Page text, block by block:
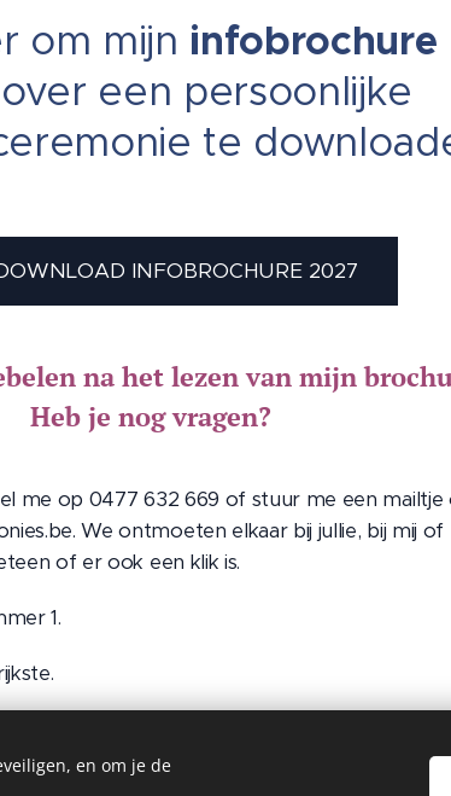
om mijn infobrochure
over een persoonlijke
te
INFOBROCHURE 2027
na het lezen van mijn
Heb je nog vragen?
me op 0477 632 669 of stuur me een mailtje
We ontmoeten elkaar bij jullie, bij mij of
of er ook een klik is.
1.
en om je de